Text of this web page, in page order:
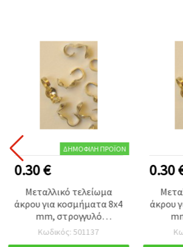
ΔΗΜΟΦΙΛΉ ΠΡΟΪΌΝ
0.30 €
Μεταλλικό τελείωμα
άκρου για κοσμήματα 8x4
mm, στρογγυλό
διπλούμενο με σπαστό
κρίκο, ασημί - 50 τεμ.
Κωδικός: 501137
0.30
άκρου